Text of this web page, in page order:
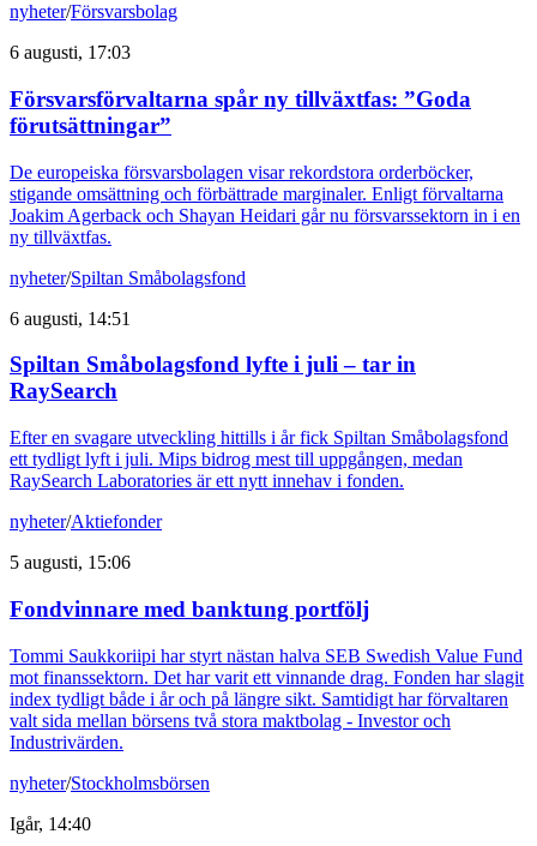
nyheter/Försvarsbolag
6 augusti, 17:03
Försvarsförvaltarna spår ny tillväxtfas: ”Goda
förutsättningar”
De europeiska försvarsbolagen visar rekordstora orderböcker,
stigande omsättning och förbättrade marginaler. Enligt förvaltarna
Joakim Agerback och Shayan Heidari går nu försvarssektorn in i en
ny tillväxtfas.
nyheter/Spiltan Småbolagsfond
6 augusti, 14:51
Spiltan Småbolagsfond lyfte i juli – tar in
RaySearch
Efter en svagare utveckling hittills i år fick Spiltan Småbolagsfond
ett tydligt lyft i juli. Mips bidrog mest till uppgången, medan
RaySearch Laboratories är ett nytt innehav i fonden.
nyheter/Aktiefonder
5 augusti, 15:06
Fondvinnare med banktung portfölj
Tommi Saukkoriipi har styrt nästan halva SEB Swedish Value Fund
mot finanssektorn. Det har varit ett vinnande drag. Fonden har slagit
index tydligt både i år och på längre sikt. Samtidigt har förvaltaren
valt sida mellan börsens två stora maktbolag - Investor och
Industrivärden.
nyheter/Stockholmsbörsen
Igår, 14:40